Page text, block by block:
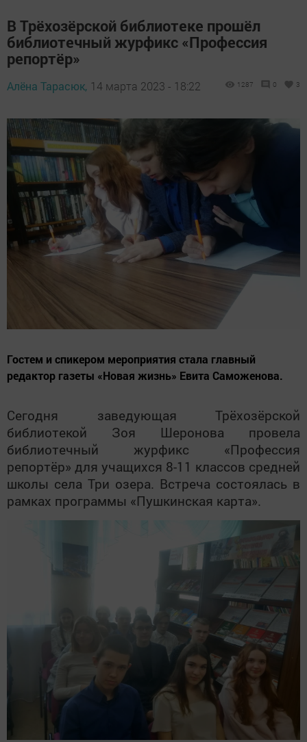
В Трёхозёрской библиотеке прошёл
библиотечный журфикс «Профессия
репортёр»
Алёна Тарасюк, 14 марта 2023 - 18:22 1287 0 3
Гостем и спикером мероприятия стала главный
редактор газеты «Новая жизнь» Евита Саможенова.
Сегодня заведующая Трёхозёрской
библиотекой Зоя Шеронова провела
библиотечный журфикс «Профессия
репортёр» для учащихся 8-11 классов средней
школы села Три озера. Встреча состоялась в
рамках программы «Пушкинская карта».